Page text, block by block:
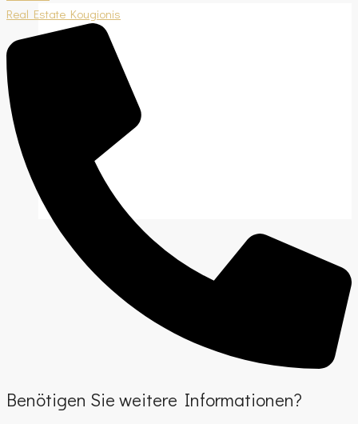
Real Estate Kougionis
Benötigen Sie weitere Informationen?